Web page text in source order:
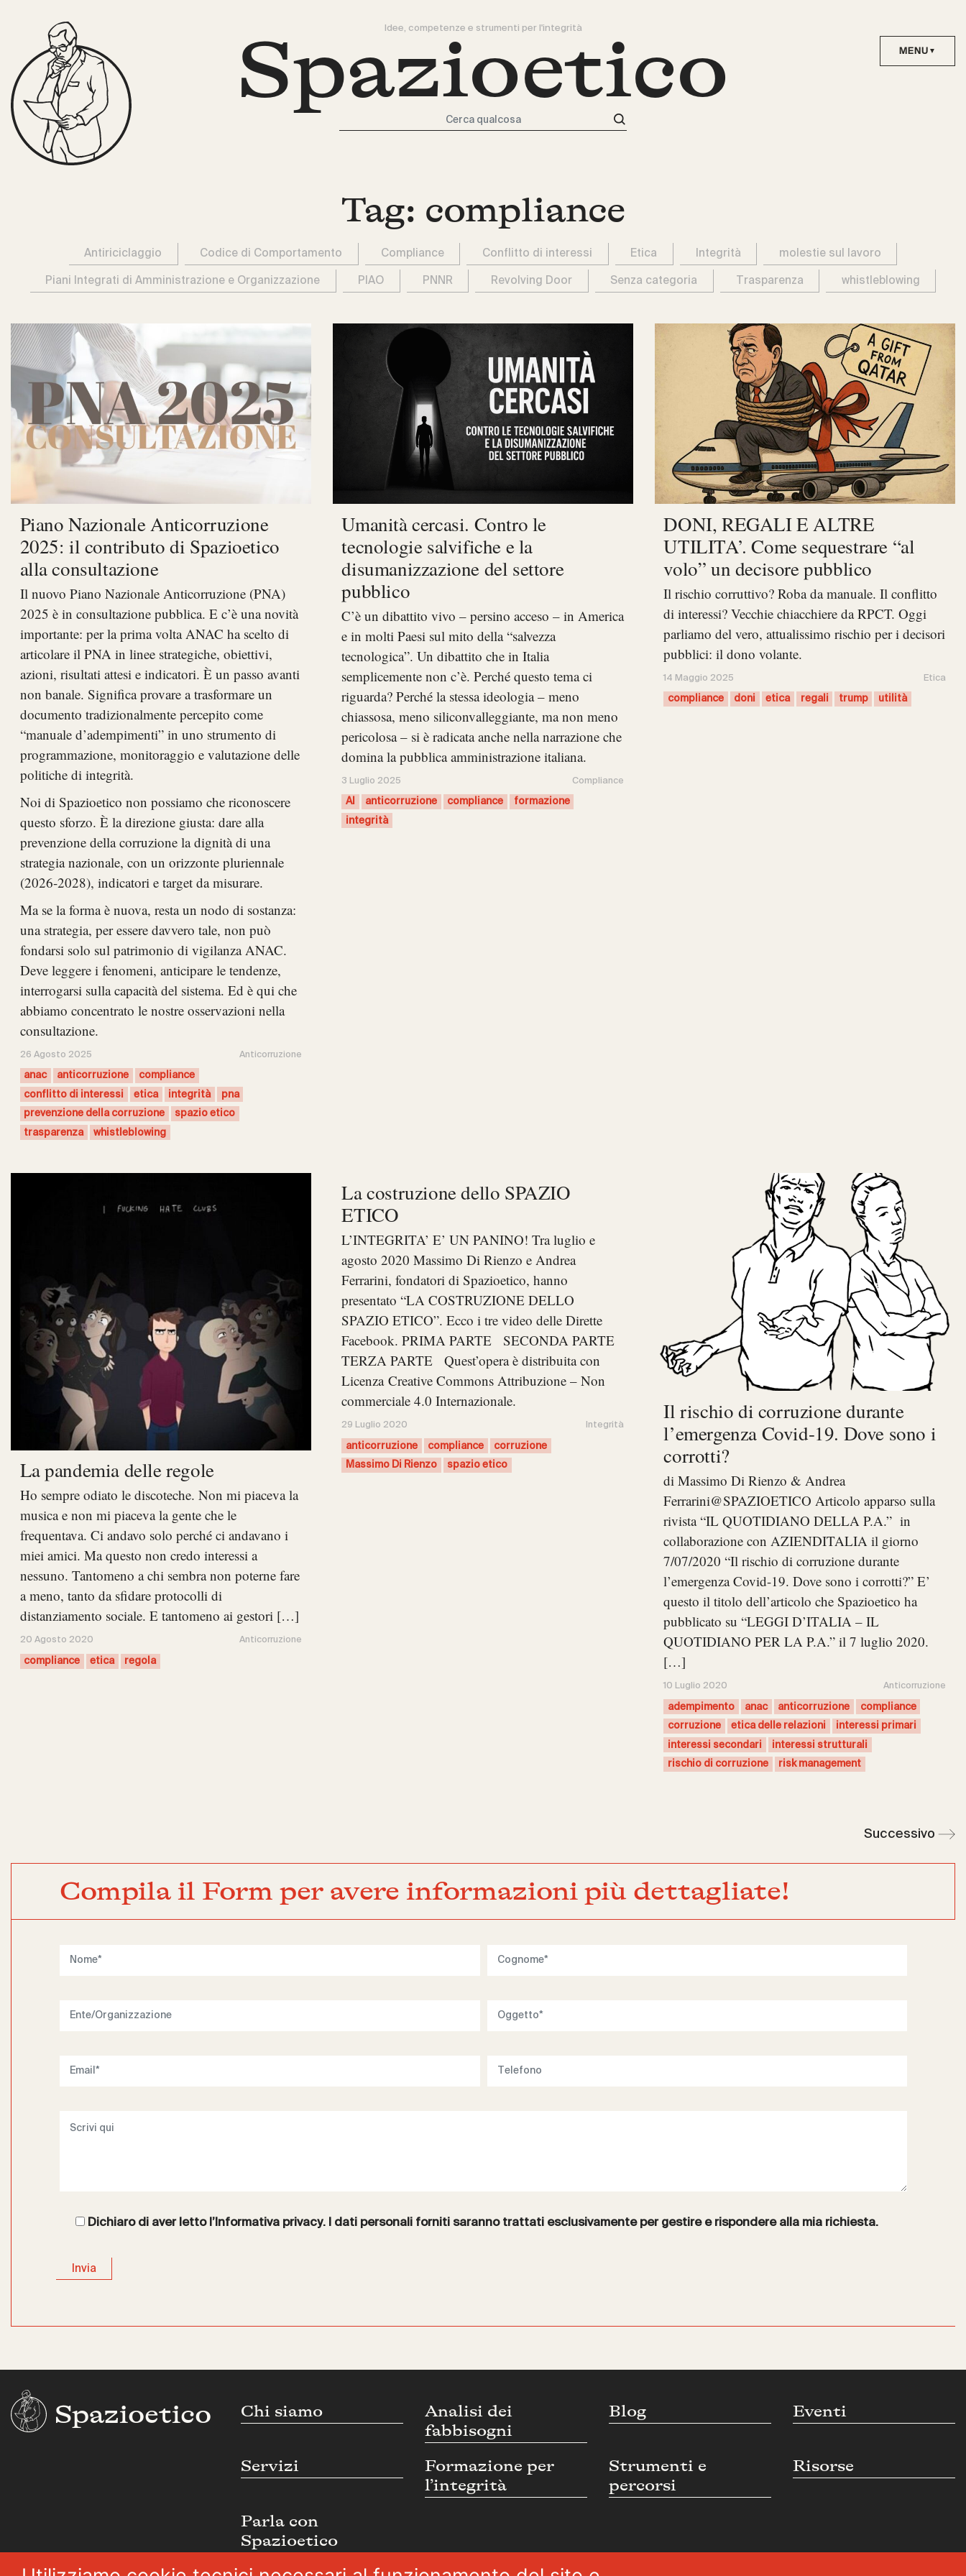
Idee, competenze e strumenti per l'integrità
Spazioetico
Tag: compliance
Antiriciclaggio Codice di Comportamento Compliance Conflitto di interessi Etica Integrità molestie sul lavoro
Piani Integrati di Amministrazione e Organizzazione PIAO PNNR Revolving Door Senza categoria Trasparenza whistleblowing
Piano Nazionale Anticorruzione
2025: il contributo di Spazioetico
alla consultazione
Il nuovo Piano Nazionale Anticorruzione (PNA)
2025 è in consultazione pubblica. E c’è una novità
importante: per la prima volta ANAC ha scelto di
articolare il PNA in linee strategiche, obiettivi,
azioni, risultati attesi e indicatori. È un passo avanti
non banale. Significa provare a trasformare un
documento tradizionalmente percepito come
“manuale d’adempimenti” in uno strumento di
programmazione, monitoraggio e valutazione delle
politiche di integrità.
Noi di Spazioetico non possiamo che riconoscere
questo sforzo. È la direzione giusta: dare alla
prevenzione della corruzione la dignità di una
strategia nazionale, con un orizzonte pluriennale
(2026-2028), indicatori e target da misurare.
Ma se la forma è nuova, resta un nodo di sostanza:
una strategia, per essere davvero tale, non può
fondarsi solo sul patrimonio di vigilanza ANAC.
Deve leggere i fenomeni, anticipare le tendenze,
interrogarsi sulla capacità del sistema. Ed è qui che
abbiamo concentrato le nostre osservazioni nella
consultazione.
26 Agosto 2025 Anticorruzione
anac anticorruzione
compliance
conflitto di interessi
etica integrità
pna
prevenzione della corruzione
spazio etico
trasparenza
whistleblowing
Umanità cercasi. Contro le
tecnologie salvifiche e la
disumanizzazione del settore
pubblico
C’è un dibattito vivo – persino acceso – in America
e in molti Paesi sul mito della “salvezza
tecnologica”. Un dibattito che in Italia
semplicemente non c’è. Perché questo tema ci
riguarda? Perché la stessa ideologia – meno
chiassosa, meno siliconvalleggiante, ma non meno
pericolosa – si è radicata anche nella narrazione che
domina la pubblica amministrazione italiana.
3 Luglio 2025 Compliance
AI anticorruzione compliance
formazione
integrità
DONI, REGALI E ALTRE
UTILITA’. Come sequestrare “al
volo” un decisore pubblico
Il rischio corruttivo? Roba da manuale. Il conflitto
di interessi? Vecchie chiacchiere da RPCT. Oggi
parliamo del vero, attualissimo rischio per i decisori
pubblici: il dono volante.
14 Maggio 2025 Etica
compliance doni etica regali trump utilità
La pandemia delle regole
Ho sempre odiato le discoteche. Non mi piaceva la
musica e non mi piaceva la gente che le
frequentava. Ci andavo solo perché ci andavano i
miei amici. Ma questo non credo interessi a
nessuno. Tantomeno a chi sembra non poterne fare
a meno, tanto da sfidare protocolli di
distanziamento sociale. E tantomeno ai gestori […]
20 Agosto 2020 Anticorruzione
compliance etica regola
La costruzione dello SPAZIO
ETICO
L’INTEGRITA’ E’ UN PANINO! Tra luglio e
agosto 2020 Massimo Di Rienzo e Andrea
Ferrarini, fondatori di Spazioetico, hanno
presentato “LA COSTRUZIONE DELLO
SPAZIO ETICO”. Ecco i tre video delle Dirette
Facebook. PRIMA PARTE SECONDA PARTE
TERZA PARTE Quest’opera è distribuita con
Licenza Creative Commons Attribuzione – Non
commerciale 4.0 Internazionale.
29 Luglio 2020 Integrità
anticorruzione compliance
corruzione
Massimo Di Rienzo
spazio etico
Il rischio di corruzione durante
l’emergenza Covid-19. Dove sono i
corrotti?
di Massimo Di Rienzo & Andrea
Ferrarini@SPAZIOETICO Articolo apparso sulla
rivista “IL QUOTIDIANO DELLA P.A.” in
collaborazione con AZIENDITALIA il giorno
7/07/2020 “Il rischio di corruzione durante
l’emergenza Covid-19. Dove sono i corrotti?” E’
questo il titolo dell’articolo che Spazioetico ha
pubblicato su “LEGGI D’ITALIA – IL
QUOTIDIANO PER LA P.A.” il 7 luglio 2020.
[…]
10 Luglio 2020 Anticorruzione
adempimento anac anticorruzione
compliance
corruzione
etica delle relazioni
interessi primari
interessi secondari
interessi strutturali
rischio di corruzione
risk management
Successivo
Compila il Form per avere informazioni più dettagliate!
Dichiaro di aver letto l’Informativa privacy. I dati personali forniti saranno trattati esclusivamente per gestire e rispondere alla mia richiesta.
Spazioetico Chi siamo
Analisi dei
fabbisogni
Blog Eventi
Servizi
Formazione per
l’integrità
Strumenti e
percorsi
Risorse
Parla con
Spazioetico